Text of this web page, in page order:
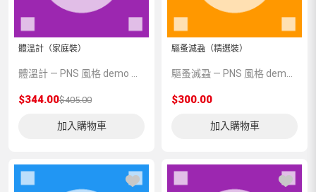
體溫計（家庭裝）
$344.00$405.00
加入購物車
驅蚤滅蝨（精選裝）
$300.00
加入購物車